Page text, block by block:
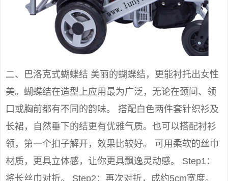
二、巴洛克式蝴蝶结 美丽的蝴蝶结，更能衬托出女性
美。蝴蝶结在造型上应用最为广泛，无论在颈间、领
口或胸前都有不同的韵味。 搭配白色两件套针织衫及
长裙，自然垂下的结更有优雅气质。也可以搭配衬衫
领，第一个扣子解开，效果比较好。 可用柔软的丝巾
材质，更具立体感，让你更具飘逸灵动感。 Step1：
将长丝巾对折。 Step2：再次对折，成约5cm宽度。